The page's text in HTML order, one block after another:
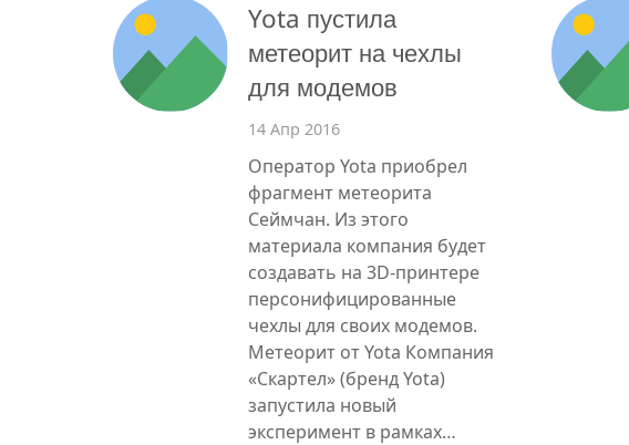
Yota пустила
метеорит на чехлы
для модемов
14 Апр 2016
Оператор Yota приобрел
фрагмент метеорита
Сеймчан. Из этого
материала компания будет
создавать на 3D-принтере
персонифицированные
чехлы для своих модемов.
Метеорит от Yota Компания
«Скартел» (бренд Yota)
запустила новый
эксперимент в рамках…